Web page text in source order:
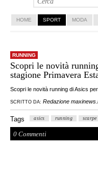
Vai al contenuto
Vai al contenuto
HOME SPORT MODA
RUNNING
Scopri le novità
stagione Primavera
Scopri le novità running di Asics
SCRITTO DA: Redazione
Tags asics running
0 Commenti